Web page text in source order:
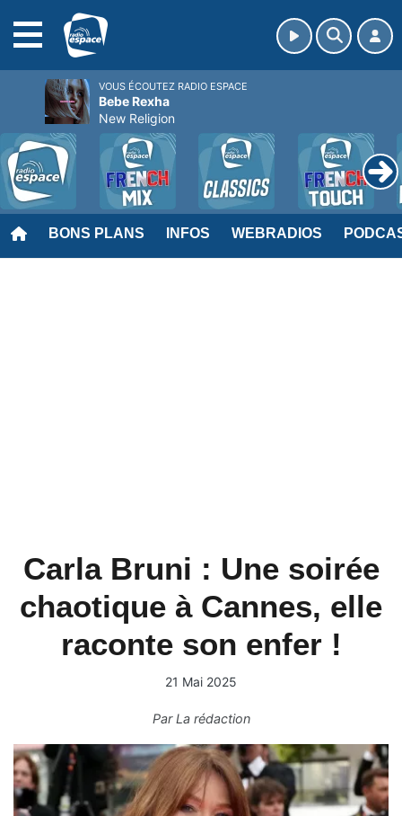
BONS PLANS INFOS WEBRADIOS
Carla Bruni : Une soirée
chaotique à Cannes, elle
raconte son enfer !
21 Mai 2025
ParLa rédaction
VOUS ÉCOUTEZ RADIO ESPACE
Bebe Rexha
New Religion